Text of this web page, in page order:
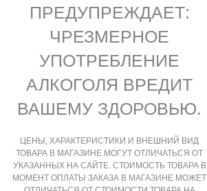
ПРЕДУПРЕЖДАЕТ:
ЧРЕЗМЕРНОЕ
УПОТРЕБЛЕНИЕ
АЛКОГОЛЯ ВРЕДИТ
ВАШЕМУ ЗДОРОВЬЮ.
ЦЕНЫ, ХАРАКТЕРИСТИКИ И ВНЕШНИЙ ВИД
ТОВАРА В МАГАЗИНЕ МОГУТ ОТЛИЧАТЬСЯ ОТ
УКАЗАННЫХ НА САЙТЕ. СТОИМОСТЬ ТОВАРА В
МОМЕНТ ОПЛАТЫ ЗАКАЗА В МАГАЗИНЕ МОЖЕТ